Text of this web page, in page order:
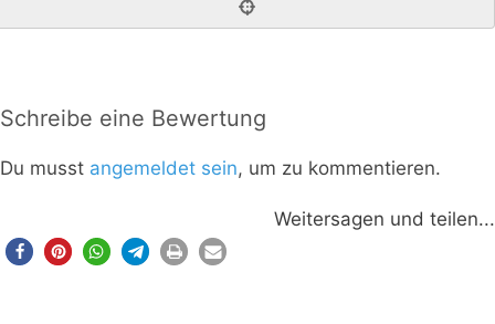
Schreibe eine Bewertung
Du musst angemeldet sein, um zu kommentieren.
Weitersagen und teilen...